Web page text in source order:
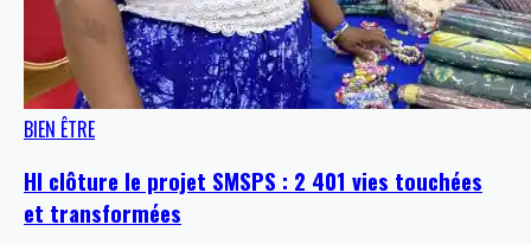
BIEN ÊTRE
HI clôture le projet SMSPS : 2 401 vies touchées
et transformées